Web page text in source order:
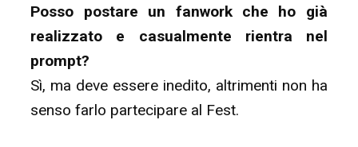
Posso postare un fanwork che ho già
realizzato e casualmente rientra nel
prompt?
Sì, ma deve essere inedito, altrimenti non ha
senso farlo partecipare al Fest.